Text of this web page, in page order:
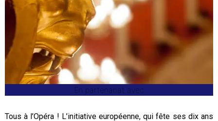
En partenariat avec
Tous à l’Opéra ! L’initiative européenne, qui fête ses dix ans